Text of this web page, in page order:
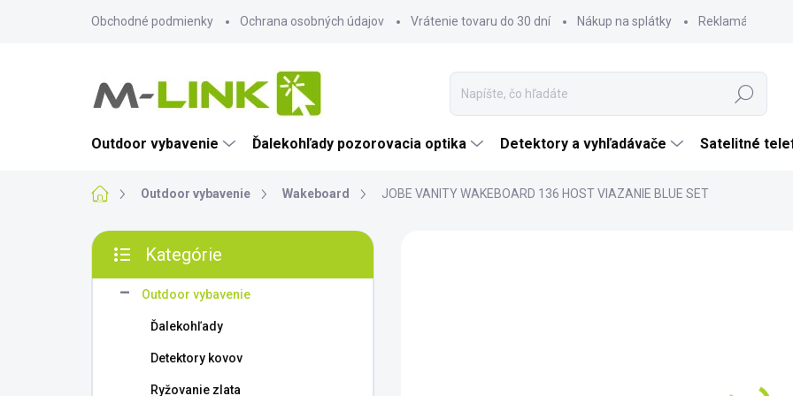
Obchodné podmienky Ochrana osobných údajov Vrátenie tovaru do 30 dní Nákup na splátky Reklamácia
Hľadať
Outdoor vybavenie Ďalekohľady pozorovacia optika Detektory a vyhľadávače Satelitné
DomovOutdoor vybavenie Wakeboard JOBE VANITY WAKEBOARD 136 HOST VIAZANIE BLUE SET
B
č
kategórie
Kategórie
Outdoor vybavenie
Ďalekohľady
Detektory kovov
Ryžovanie zlata